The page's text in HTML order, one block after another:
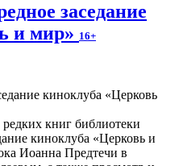
заседание
и мир» 16+
редких книг библиотеки
киноклуба «Церковь и
Иоанна Предтечи в